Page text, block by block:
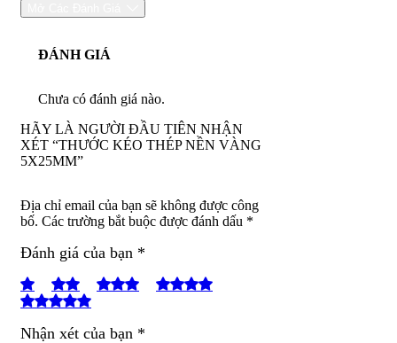
ĐÁNH GIÁ
Chưa có đánh giá nào.
HÃY LÀ NGƯỜI ĐẦU TIÊN NHẬN
XÉT “THƯỚC KÉO THÉP NỀN VÀNG
5X25MM”
Địa chỉ email của bạn sẽ không được công
bố. Các trường bắt buộc được đánh dấu *
Đánh giá của bạn *
Nhận xét của bạn *